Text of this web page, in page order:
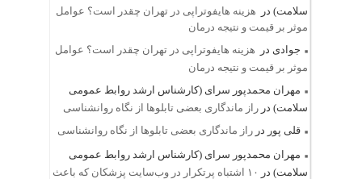
سلامت) در
هزینه هایفوتراپی در تهران چقدر است؟ عوامل
موثر بر قیمت و نتیجه درمان
جوادی در
هزینه هایفوتراپی در تهران چقدر است؟ عوامل
موثر بر قیمت و نتیجه درمان
مهران محمدپور سرای (کارشناس ارشد روابط عمومی
سلامت) در راز ماندگاری بعضی تابلوها از نگاه روانشناسی
قلی پور در راز ماندگاری بعضی تابلوها از نگاه روانشناسی
مهران محمدپور سرای (کارشناس ارشد روابط عمومی
سلامت) در
۱۰ اشتباه پرتکرار در وب‌سایت پزشکان که باعث